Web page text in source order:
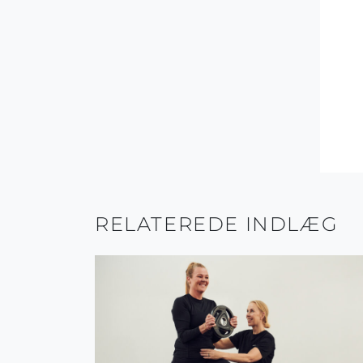
RELATEREDE INDLÆG